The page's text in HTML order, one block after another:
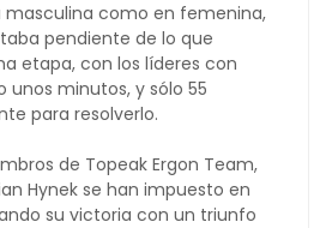
como en femenina,
pendiente de lo que
etapa, con los líderes con
unos minutos, y sólo 55
para resolverlo.
de Topeak Ergon Team,
Hynek se han impuesto en
su victoria con un triunfo